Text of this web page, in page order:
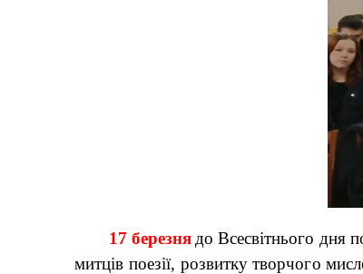
17 березня до Всесвітнього дня
митців поезії, розвитку творчого